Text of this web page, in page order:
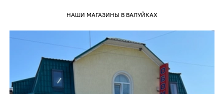
НАШИ МАГАЗИНЫ В ВАЛУЙКАХ